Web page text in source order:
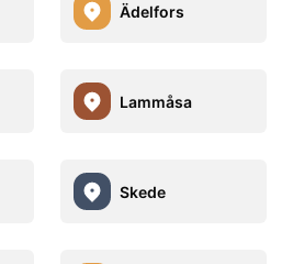
Ädelfors
Lammåsa
Skede